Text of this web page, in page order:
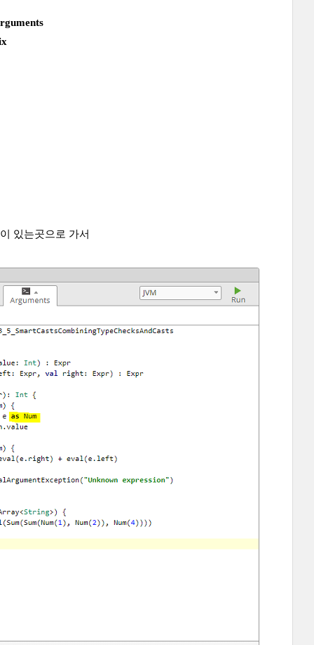
있는곳으로 가서